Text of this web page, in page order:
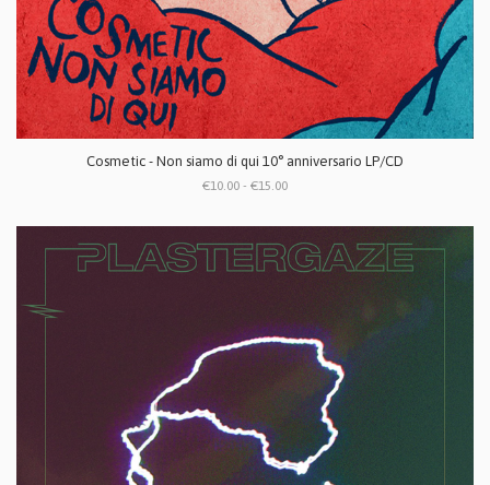
Cosmetic - Non siamo di qui 10° anniversario LP/CD
€10.00 - €15.00